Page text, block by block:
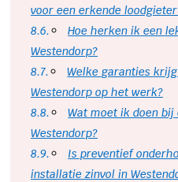
voor een erkende
Hoe herken ik een
Westendorp?
Welke garanties
Westendorp op het werk?
Wat moet ik doen
Westendorp?
Is preventief
installatie zinvol in